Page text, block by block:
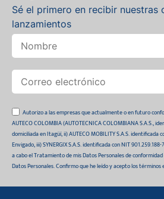
Sé el primero en recibir nuestras
lanzamientos
Autorizo a las empresas que actualmente o en futuro
AUTECO COLOMBIA (AUTOTECNICA COLOMBIANA S.A.S.,
domiciliada en Itagüí, ii) AUTECO MOBILITY S.A.S. identificada
Envigado, iii) SYNERGIX S.A.S. identificada con NIT
a cabo el Tratamiento de mis Datos Personales de
Datos Personales. Confirmo que he leído y acepto los términos